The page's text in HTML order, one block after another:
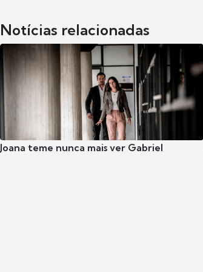
Notícias relacionadas
Joana teme nunca mais ver Gabriel